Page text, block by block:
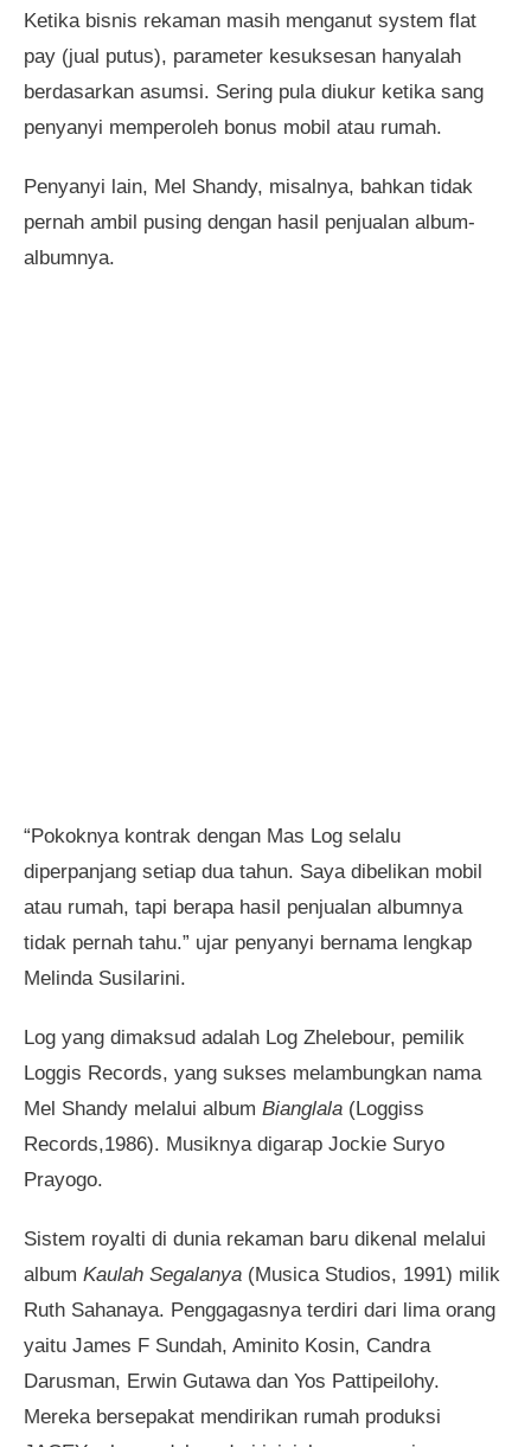
Ketika bisnis rekaman masih menganut system flat
pay (jual putus), parameter kesuksesan hanyalah
berdasarkan asumsi. Sering pula diukur ketika sang
penyanyi memperoleh bonus mobil atau rumah.
Penyanyi lain, Mel Shandy, misalnya, bahkan tidak
pernah ambil pusing dengan hasil penjualan album-
albumnya.
“Pokoknya kontrak dengan Mas Log selalu
diperpanjang setiap dua tahun. Saya dibelikan mobil
atau rumah, tapi berapa hasil penjualan albumnya
tidak pernah tahu.” ujar penyanyi bernama lengkap
Melinda Susilarini.
Log yang dimaksud adalah Log Zhelebour, pemilik
Loggis Records, yang sukses melambungkan nama
Mel Shandy melalui album Bianglala (Loggiss
Records,1986). Musiknya digarap Jockie Suryo
Prayogo.
Sistem royalti di dunia rekaman baru dikenal melalui
album Kaulah Segalanya (Musica Studios, 1991) milik
Ruth Sahanaya. Penggagasnya terdiri dari lima orang
yaitu James F Sundah, Aminito Kosin, Candra
Darusman, Erwin Gutawa dan Yos Pattipeilohy.
Mereka bersepakat mendirikan rumah produksi